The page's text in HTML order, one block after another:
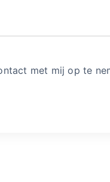
met mij op te